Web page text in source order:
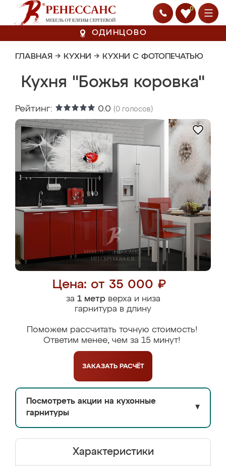
0
ОДИНЦОВО
ГЛАВНАЯ → КУХНИ → КУХНИ С ФОТОПЕЧАТЬЮ
Кухня "Божья коровка"
Рейтинг: 0.0 (0 голосов)
Цена: от 35 000 ₽
за 1 метрверха и низа
гарнитура в длину
Поможем рассчитать точную стоимость!
Ответим менее, чем за 15 минут!
ЗАКАЗАТЬ РАСЧЁТ
Посмотреть акции на кухонные
гарнитуры
▼
Характеристики